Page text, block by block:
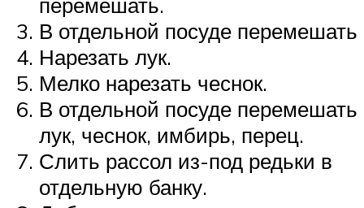
В отдельной посуде перемешать
Нарезать лук.
Мелко нарезать чеснок.
В отдельной посуде перемешать
лук, чеснок, имбирь, перец.
Слить рассол из-под редьки в
отдельную банку.